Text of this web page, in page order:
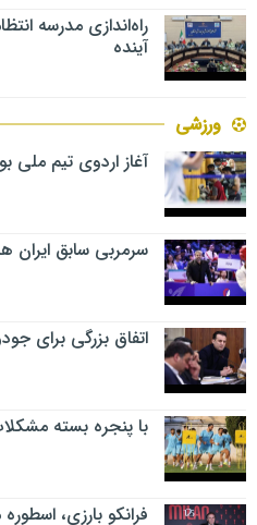
راه‌اندازی مدرسه
آینده
ورزشی
آغاز اردوی تیم ملی
سرمربی سابق ایران
اتفاق بزرگی برای
با پنجره بسته
فرانکو بارزی،